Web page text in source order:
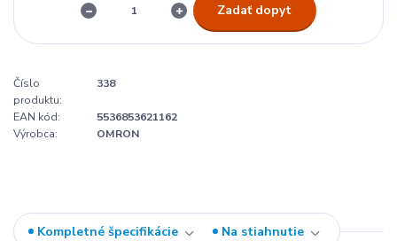
Zadať dopyt
Číslo
produktu:
338
EAN kód:
5536853621162
Výrobca:
OMRON
Kompletné špecifikácie Na stiahnutie